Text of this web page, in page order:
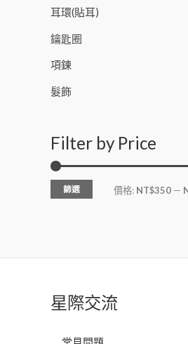
耳環(貼耳)
鑰匙圈
項鍊
髮飾
Filter by Price
篩選 價格: NT$350 —
星際交流